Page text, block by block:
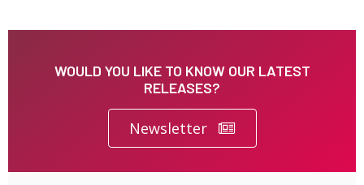
WOULD YOU LIKE TO KNOW OUR LATEST
RELEASES?
Newsletter